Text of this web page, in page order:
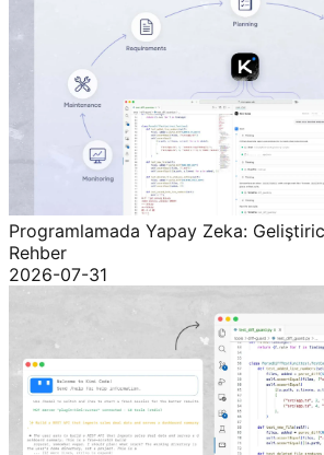
Programlamada Yapay Zeka:
Rehber
2026-07-31